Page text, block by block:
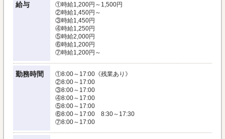
給与
①時給1,200円～1,500円
②時給1,450円～
③時給1,450円
④時給1,250円
⑤時給2,000円
⑥時給1,200円
⑦時給1,200円～
勤務時間
①8:00～17:00《残業あり》
②8:00～17:00
③8:00～17:00
④8:00～17:00
⑤8:00～17:00
⑥8:00～17:00 8:30～17:30
⑦8:00～17:00